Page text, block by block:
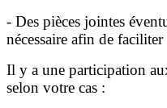
- Des pièces jointes
nécessaire afin de
Il y a une participation
selon votre cas :